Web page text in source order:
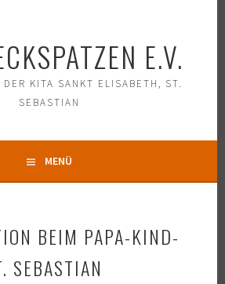
E.V.
DER KITA SANKT ELISABETH, ST.
SEBASTIAN
MENÜ
BEIM PAPA-KIND-Z